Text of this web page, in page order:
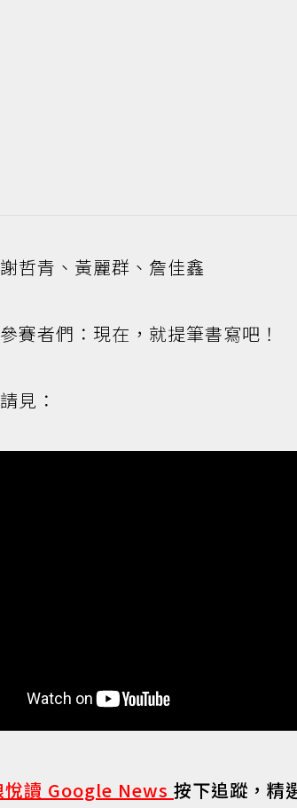
哲青、黃麗群、詹佳鑫
賽者們：現在，就提筆書寫吧！
見：
悅讀 Google News 按下追蹤，精